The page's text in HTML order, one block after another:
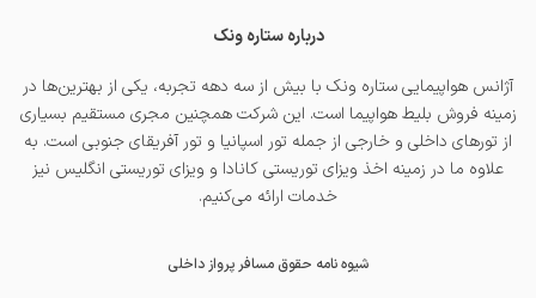
درباره ستاره ونک
آژانس هواپیمایی ستاره ونک با بیش از سه دهه تجربه، یکی از بهترین‌ها در
زمینه فروش بلیط هواپیما است. این شرکت همچنین مجری مستقیم بسیاری
از تورهای داخلی و خارجی از جمله تور اسپانیا و تور آفریقای جنوبی است. به
علاوه ما در زمینه اخذ ویزای توریستی کانادا و ویزای توریستی انگلیس نیز
خدمات ارائه می‌کنیم.
شیوه نامه حقوق مسافر پرواز داخلی